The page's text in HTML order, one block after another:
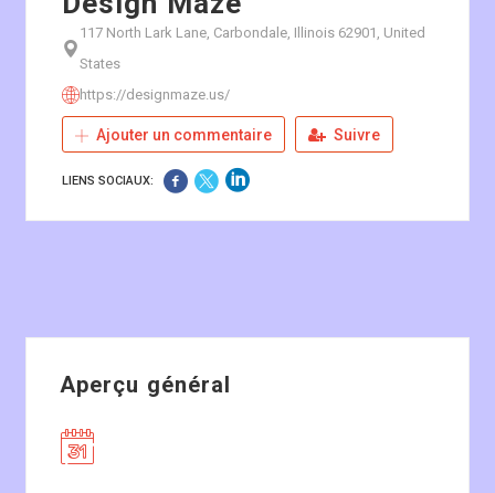
117 North Lark Lane, Carbondale, Illinois 62901, United
States
https://designmaze.us/
Ajouter un commentaire Suivre
LIENS SOCIAUX:
Aperçu général